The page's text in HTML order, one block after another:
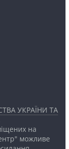
УКРАЇНИ ТА
на
можливе